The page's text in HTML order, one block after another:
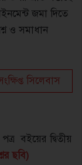
জমা দিতে
ও সমাধান
সিলেবাস
বইয়ের দ্বিতীয়
ছবি)